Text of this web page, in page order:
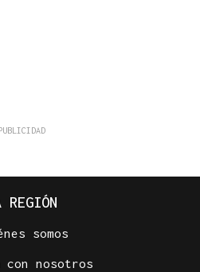
REGIÓN
somos
con nosotros